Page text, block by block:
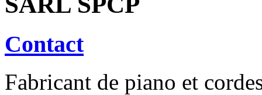
Contact
Fabricant de piano et